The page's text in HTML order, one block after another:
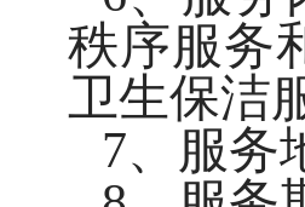
秩序服务
卫生保洁
7、服务